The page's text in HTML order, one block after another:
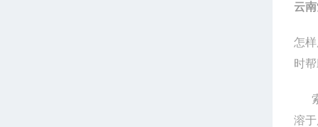
云
怎
时
溶